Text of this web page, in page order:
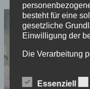
besteht für eine
gesetzliche
Einwilligung der
Die Verarbeitung
Person, erfolgt
Essenziell